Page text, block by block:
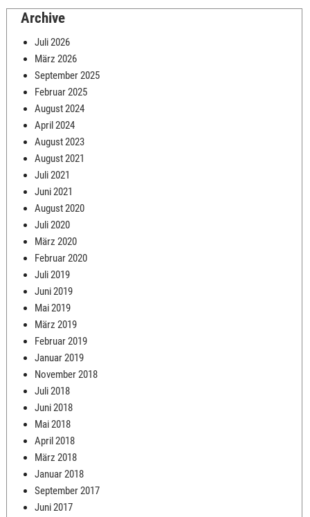
Archive
Juli 2026
März 2026
September 2025
Februar 2025
August 2024
April 2024
August 2023
August 2021
Juli 2021
Juni 2021
August 2020
Juli 2020
März 2020
Februar 2020
Juli 2019
Juni 2019
Mai 2019
März 2019
Februar 2019
Januar 2019
November 2018
Juli 2018
Juni 2018
Mai 2018
April 2018
März 2018
Januar 2018
September 2017
Juni 2017